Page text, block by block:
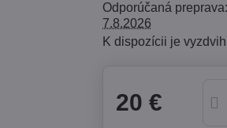
7.8.2026
20 €